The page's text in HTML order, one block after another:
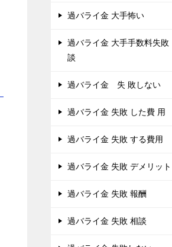
過バライ金 大手怖い
過バライ金 大手手数料失敗
談
過バライ金 失 敗しない
過バライ金 失敗 した費 用
過バライ金 失敗 する費用
過バライ金 失敗 デメリット
過バライ金 失敗 報酬
過バライ金 失敗 相談